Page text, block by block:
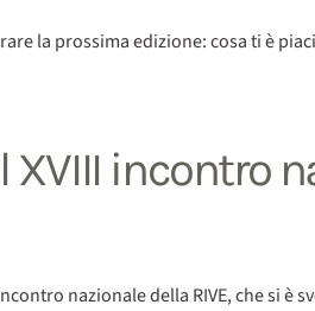
la prossima edizione: cosa ti è
XVIII incontro
nazionale della RIVE, che si è